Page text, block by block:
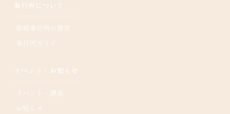
奉行所について
箱館奉行所の歴史
奉行所ガイド
イベント・お知らせ
イベント・講座
お知らせ